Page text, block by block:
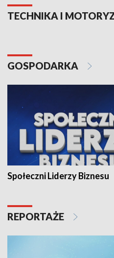
TECHNIKA I
GOSPODARKA
Społeczni Liderzy Biznesu
REPORTAŻE